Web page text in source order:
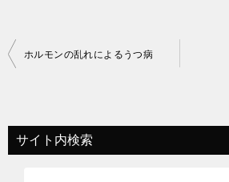
投
ビ
ゲ
ホルモンの乱れによるうつ病
サイト内検索